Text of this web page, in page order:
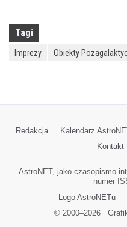
Tagi
Imprezy Obiekty
Redakcja Kalendarz
Kontakt
AstroNET, jako czasopismo
numer
Logo AstroNETu
© 2000–2026